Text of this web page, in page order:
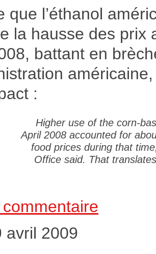
que l’éthanol
la hausse des prix
battant en
:
Higher use of the corn-
April 2008 accounted for
food prices during that
Office said. That
avril 2009